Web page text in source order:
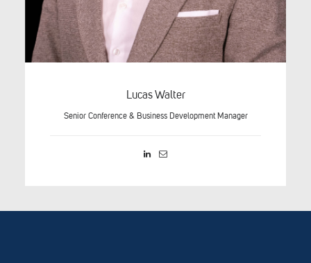
Lucas Walter
Senior Conference & Business Development Manager